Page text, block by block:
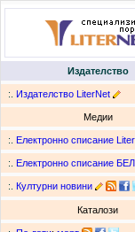
Издателство
:. Издателство LiterNet
Медии
:. Електронно списание
:. Електронно списание БЕЛ
:. Културни новини
Каталози